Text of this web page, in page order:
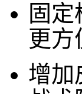
固
更方
增加